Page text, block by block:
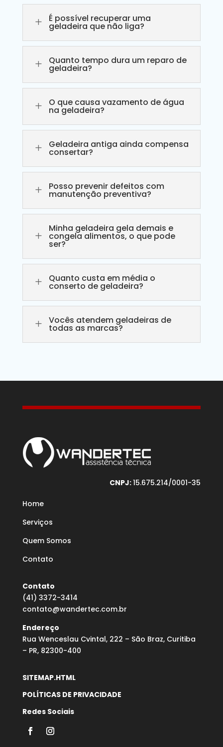
L É possível recuperar uma
geladeira que não liga?
L Quanto tempo dura um reparo de
geladeira?
L O que causa vazamento de água
na geladeira?
L Geladeira antiga ainda compensa
consertar?
L Posso prevenir defeitos com
manutenção preventiva?
L
Minha geladeira gela demais e
congela alimentos, o que pode
ser?
L Quanto custa em média o
conserto de geladeira?
L Vocês atendem geladeiras de
todas as marcas?
CNPJ:15.675.214/0001-35
Home
Serviços
Quem Somos
Contato
Contato
(41) 3372-3414
contato@wandertec.com.br
Endereço
Rua Wenceslau Cvintal, 222 – São Braz, Curitiba
– PR, 82300-400
SITEMAP.HTML
POLÍTICAS DE PRIVACIDADE
Redes Sociais